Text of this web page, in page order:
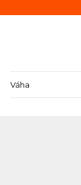
Váha